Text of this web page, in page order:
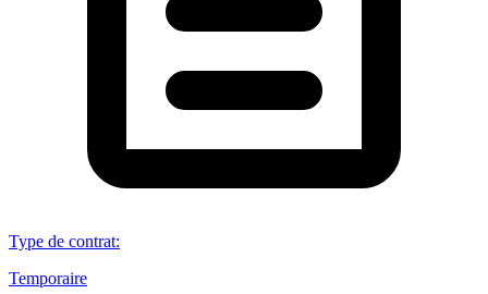
Type de contrat:
Temporaire